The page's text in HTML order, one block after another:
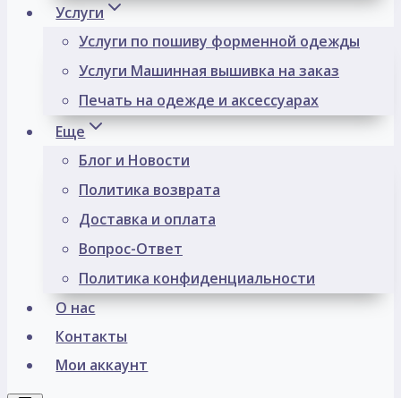
Услуги
Услуги по пошиву форменной одежды
Услуги Машинная вышивка на заказ
Печать на одежде и аксессуарах
Еще
Блог и Новости
Политика возврата
Доставка и оплата
Вопрос-Ответ
Политика конфиденциальности
О нас
Контакты
Мои аккаунт